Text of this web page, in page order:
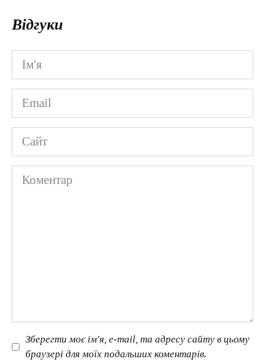
Відгуки
Ім'я
*
Email
*
Сайт
Коментар
Зберегти моє ім'я, e-mail, та адресу сайту в цьому
браузері для моїх подальших коментарів.